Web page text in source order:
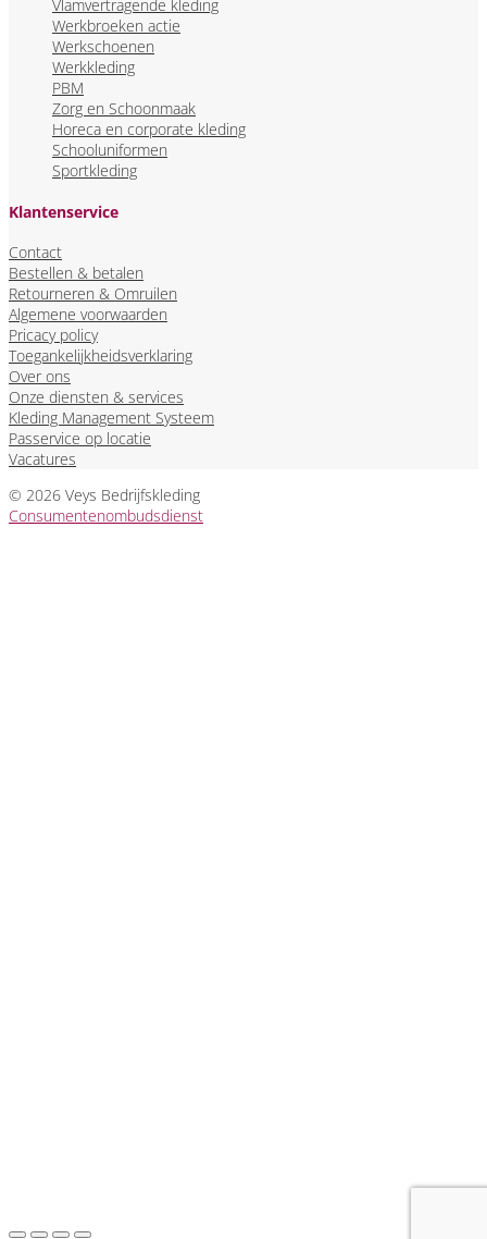
Vlamvertragende kleding
Werkbroeken actie
Werkschoenen
Werkkleding
PBM
Zorg en Schoonmaak
Horeca en corporate kleding
Schooluniformen
Sportkleding
Klantenservice
Contact
Bestellen & betalen
Retourneren & Omruilen
Algemene voorwaarden
Pricacy policy
Toegankelijkheidsverklaring
Over ons
Onze diensten & services
Kleding Management Systeem
Passervice op locatie
Vacatures
© 2026 Veys Bedrijfskleding
Consumentenombudsdienst